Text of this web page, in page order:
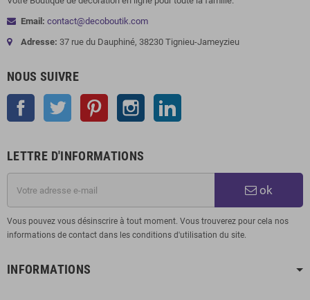
Email: contact@decoboutik.com
Adresse: 37 rue du Dauphiné, 38230 Tignieu-Jameyzieu
NOUS SUIVRE
Facebook Twitter Pinterest Instagram
LETTRE D'INFORMATIONS
ok
Vous pouvez vous désinscrire à tout moment. Vous trouverez pour cela nos
informations de contact dans les conditions d'utilisation du site.
INFORMATIONS